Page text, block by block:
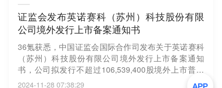
证监会发布英诺赛科（苏州）科技股份有限
公司境外发行上市备案通知书
36氪获悉，中国证监会国际合作司发布关于英诺赛科
（苏州）科技股份有限公司境外发行上市备案通知
书，公司拟发行不超过106,539,400股境外上市普通
股并在香港联合交易所上市。公司51名股东拟将所持
2024-11-28 07:38:29